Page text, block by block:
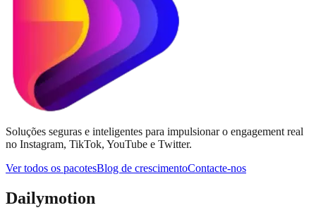
Soluções seguras e inteligentes para impulsionar o engagement real
no Instagram, TikTok, YouTube e Twitter.
Ver todos os pacotesBlog de crescimentoContacte-nos
Dailymotion